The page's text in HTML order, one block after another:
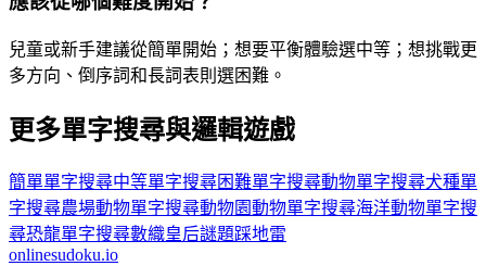
兒童或新手建議從簡單開始；想要平衡體驗選中等；想挑戰更
多方向、倒序詞和長詞表則選困難。
更多單字搜尋與邏輯遊戲
簡單單字搜尋中等單字搜尋困難單字搜尋動物單字搜尋犬種單
字搜尋農場動物單字搜尋動物園動物單字搜尋海洋動物單字搜
尋恐龍單字搜尋數織皇后謎題踩地雷
onlinesudoku.io